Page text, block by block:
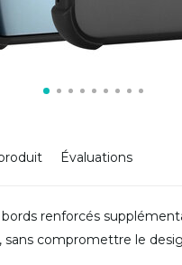
Évaluations
renforcés
compromettre le